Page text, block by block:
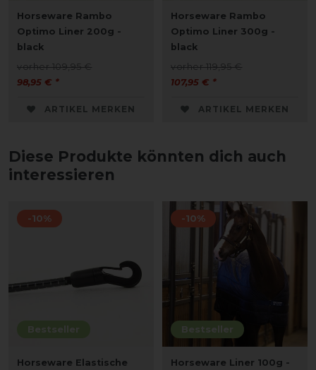
Horseware Rambo
Optimo Liner 200g -
black
vorher 109,95 €
98,95 € *
ARTIKEL MERKEN
Horseware Rambo
Optimo Liner 300g -
black
vorher 119,95 €
107,95 € *
ARTIKEL MERKEN
Diese Produkte könnten dich auch
interessieren
Bestseller
-10%
Horseware Elastische
Bestseller
-10%
Horseware Liner 100g -